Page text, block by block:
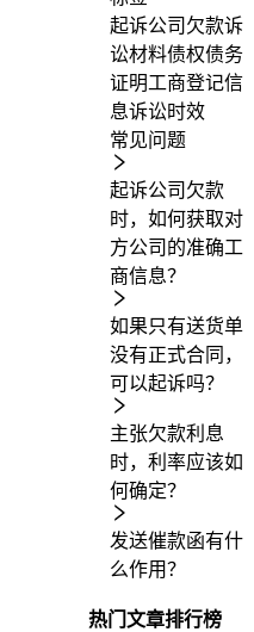
起诉公司欠款诉
讼材料债权债务
证明工商登记信
息诉讼时效
常见问题
起诉公司欠款
时，如何获取对
方公司的准确工
商信息？
如果只有送货单
没有正式合同，
可以起诉吗？
主张欠款利息
时，利率应该如
何确定？
发送催款函有什
么作用？
热门文章排行榜